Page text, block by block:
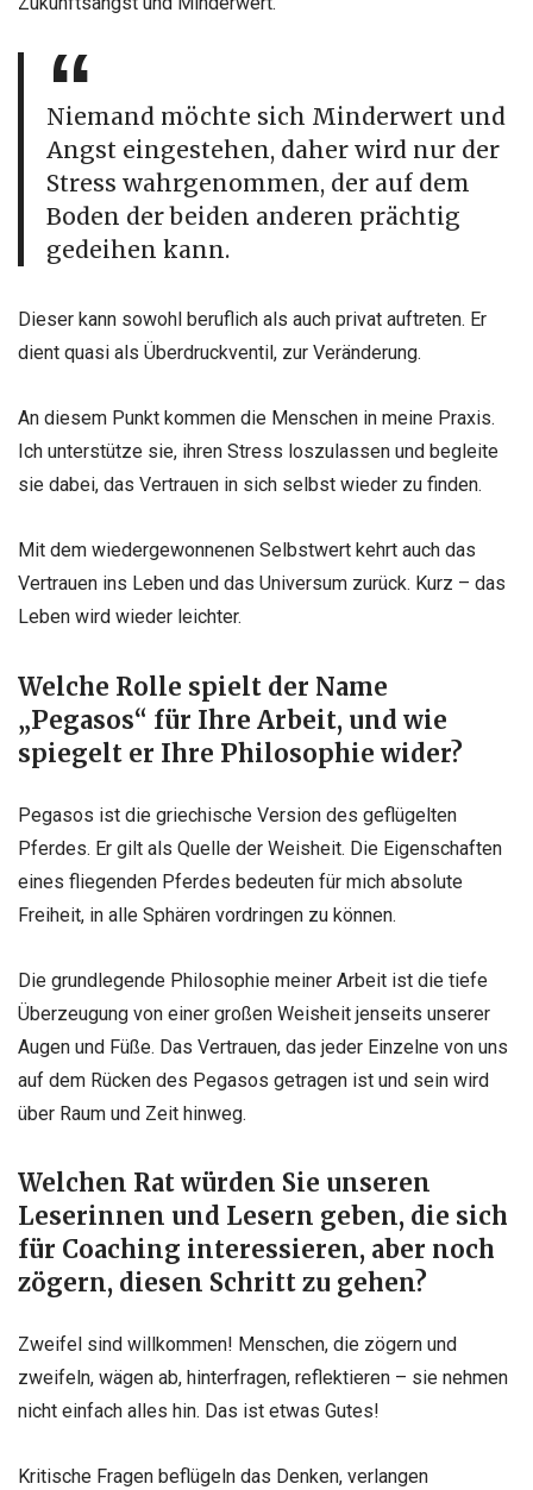
Niemand möchte sich Minderwert und
Angst eingestehen, daher wird nur der
Stress wahrgenommen, der auf dem
Boden der beiden anderen prächtig
gedeihen kann.
Dieser kann sowohl beruflich als auch privat auftreten. Er
dient quasi als Überdruckventil, zur Veränderung.
An diesem Punkt kommen die Menschen in meine Praxis.
Ich unterstütze sie, ihren Stress loszulassen und begleite
sie dabei, das Vertrauen in sich selbst wieder zu finden.
Mit dem wiedergewonnenen Selbstwert kehrt auch das
Vertrauen ins Leben und das Universum zurück. Kurz – das
Leben wird wieder leichter.
Welche Rolle spielt der Name
„Pegasos“ für Ihre Arbeit, und wie
spiegelt er Ihre Philosophie wider?
Pegasos ist die griechische Version des geflügelten
Pferdes. Er gilt als Quelle der Weisheit. Die Eigenschaften
eines fliegenden Pferdes bedeuten für mich absolute
Freiheit, in alle Sphären vordringen zu können.
Die grundlegende Philosophie meiner Arbeit ist die tiefe
Überzeugung von einer großen Weisheit jenseits unserer
Augen und Füße. Das Vertrauen, das jeder Einzelne von uns
auf dem Rücken des Pegasos getragen ist und sein wird
über Raum und Zeit hinweg.
Welchen Rat würden Sie unseren
Leserinnen und Lesern geben, die sich
für Coaching interessieren, aber noch
zögern, diesen Schritt zu gehen?
Zweifel sind willkommen! Menschen, die zögern und
zweifeln, wägen ab, hinterfragen, reflektieren – sie nehmen
nicht einfach alles hin. Das ist etwas Gutes!
Kritische Fragen beflügeln das Denken, verlangen